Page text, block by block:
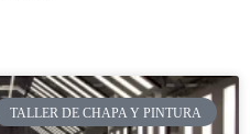
TALLER DE CHAPA Y PINTURA